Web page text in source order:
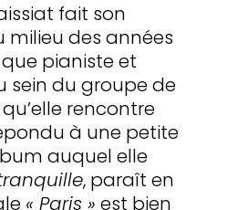
fait son
des années
pianiste et
sein du groupe de
rencontre
à une petite
auquel elle
, paraît en
« Paris » est bien